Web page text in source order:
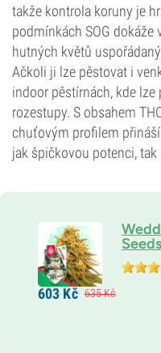
takže kontrola koruny je
podmínkách SOG
hutných květů
Ačkoli ji lze pěstovat i
indoor pěstírnách, kde
rozestupy. S obsahem
chuťovým profilem
jak špičkovou potenci,
Rodiče
Triangle Kush x
603 Kč 635Kč